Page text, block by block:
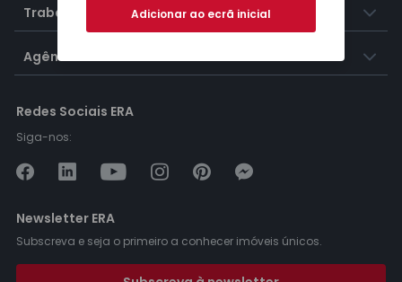
Trabalhar na ERA
Agências ERA
Redes Sociais ERA
Siga-nos:
Newsletter ERA
Subscreva e seja o primeiro a conhecer imóveis únicos.
Adicionar ao ecrã inicial